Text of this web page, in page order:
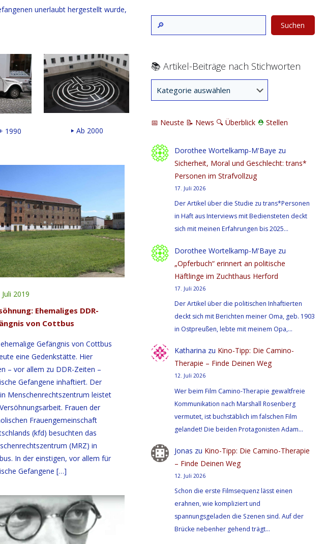
unerlaubt hergestellt wurde,
1990 Ab 2000
Juli 2019
Ehemaliges DDR-
von Cottbus
Gefängnis von Cottbus
eine Gedenkstätte. Hier
– vor allem zu DDR-Zeiten –
Gefangene inhaftiert. Der
Menschenrechtszentrum leistet
Frauen der
Frauengemeinschaft
(kfd) besuchten das
(MRZ) in
In der einstigen, vor allem für
Gefangene […]
Suchen
📚 Artikel-Beiträge nach Stichworten
📅 Neuste 📝 News 🔍 Überblick ⛑ Stellen
Dorothee Wortelkamp-M'Baye zu
Sicherheit, Moral und Geschlecht: trans*
Personen im Strafvollzug
17. Juli 2026
Der Artikel über die Studie zu trans*Personen
in Haft aus Interviews mit Bediensteten deckt
sich mit meinen Erfahrungen bis 2025…
Dorothee Wortelkamp-M'Baye zu
„Opferbuch“ erinnert an politische
Häftlinge im Zuchthaus Herford
17. Juli 2026
Der Artikel über die politischen Inhaftierten
deckt sich mit Berichten meiner Oma, geb. 1903
in Ostpreußen, lebte mit meinem Opa,…
Katharina zu Kino-Tipp: Die Camino-
Therapie – Finde Deinen Weg
12. Juli 2026
Wer beim Film Camino-Therapie gewaltfreie
Kommunikation nach Marshall Rosenberg
vermutet, ist buchstäblich im falschen Film
gelandet! Die beiden Protagonisten Adam…
Jonas zu Kino-Tipp: Die Camino-Therapie
– Finde Deinen Weg
12. Juli 2026
Schon die erste Filmsequenz lässt einen
erahnen, wie kompliziert und
spannungsgeladen die Szenen sind. Auf der
Brücke nebenher gehend trägt…